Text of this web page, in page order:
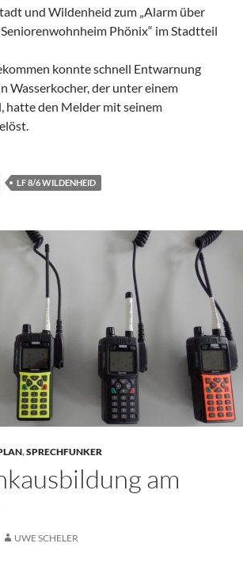
und Wildenheid zum „Alarm über
Phönix“ im Stadtteil
konnte schnell Entwarnung
Wasserkocher, der unter einem
hatte den Melder mit seinem
LF 8/6 WILDENHEID
,SPRECHFUNKER
am
UWE SCHELER